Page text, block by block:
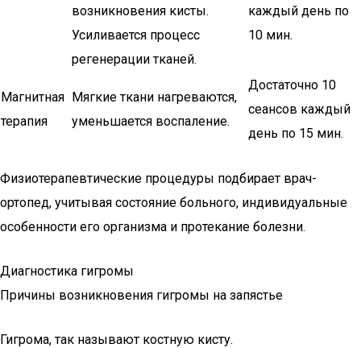
возникновения кисты.
Усиливается процесс
регенерации тканей.
каждый день по
10 мин.
Магнитная
терапия
Мягкие ткани нагреваются,
уменьшается воспаление.
Достаточно 10
сеансов каждый
день по 15 мин.
Физиотерапевтические процедуры подбирает врач-
ортопед, учитывая состояние больного, индивидуальные
особенности его организма и протекание болезни.
Диагностика гигромы
Причины возникновения гигромы на запястье
Гигрома, так называют костную кисту.